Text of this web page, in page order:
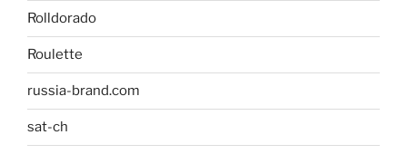
Rolldorado
Roulette
russia-brand.com
sat-ch